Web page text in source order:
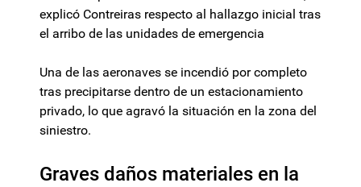
explicó Contreiras respecto al hallazgo inicial tras
el arribo de las unidades de emergencia
Una de las aeronaves se incendió por completo
tras precipitarse dentro de un estacionamiento
privado, lo que agravó la situación en la zona del
siniestro.
Graves daños materiales en la